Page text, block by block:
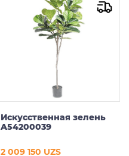
Искусственная зелень
A54200039
2 009 150 UZS